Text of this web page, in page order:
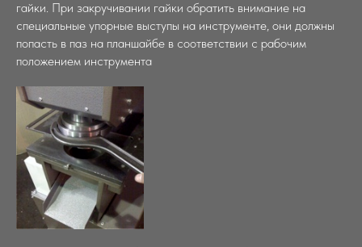
гайки. При закручивании гайки обратить внимание на
специальные упорные выступы на инструменте, они должны
попасть в паз на планшайбе в соответствии с рабочим
положением инструмента